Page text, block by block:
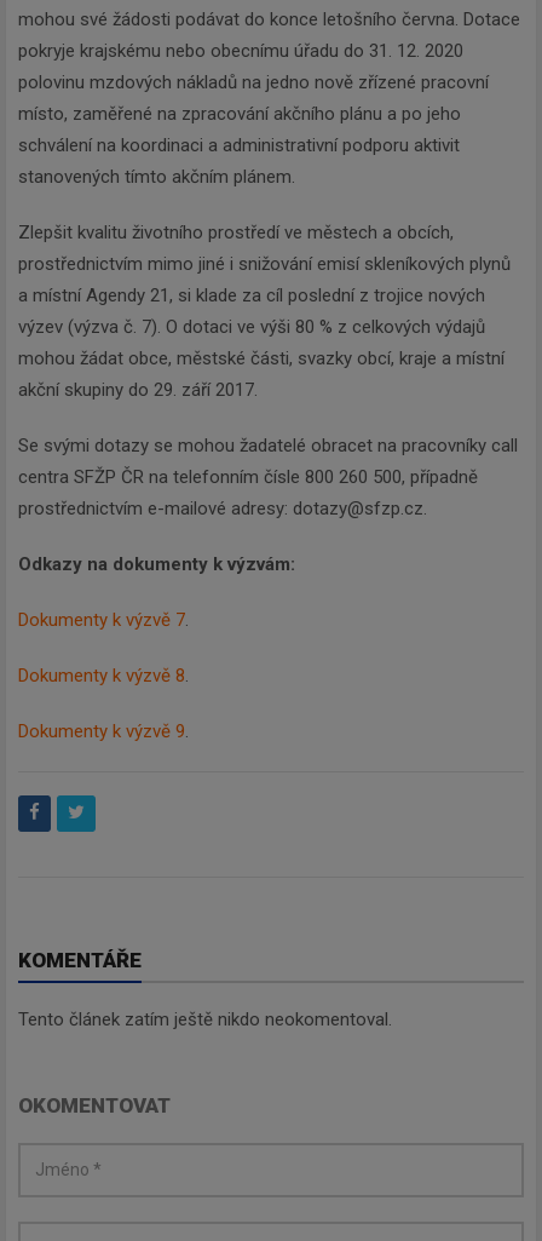
mohou své žádosti podávat do konce letošního června. Dotace
pokryje krajskému nebo obecnímu úřadu do 31. 12. 2020
polovinu mzdových nákladů na jedno nově zřízené pracovní
místo, zaměřené na zpracování akčního plánu a po jeho
schválení na koordinaci a administrativní podporu aktivit
stanovených tímto akčním plánem.
Zlepšit kvalitu životního prostředí ve městech a obcích,
prostřednictvím mimo jiné i snižování emisí skleníkových plynů
a místní Agendy 21, si klade za cíl poslední z trojice nových
výzev (výzva č. 7). O dotaci ve výši 80 % z celkových výdajů
mohou žádat obce, městské části, svazky obcí, kraje a místní
akční skupiny do 29. září 2017.
Se svými dotazy se mohou žadatelé obracet na pracovníky call
centra SFŽP ČR na telefonním čísle 800 260 500, případně
prostřednictvím e-mailové adresy: dotazy@sfzp.cz.
Odkazy na dokumenty k výzvám:
Dokumenty k výzvě 7.
Dokumenty k výzvě 8.
Dokumenty k výzvě 9.
KOMENTÁŘE
Tento článek zatím ještě nikdo neokomentoval.
OKOMENTOVAT